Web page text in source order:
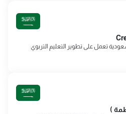
تعمل على تطوير التعليم التربوي